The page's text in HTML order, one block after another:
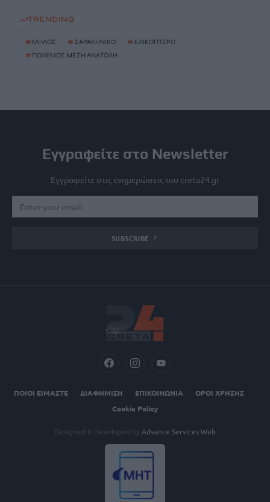
TRENDING
# ΜΗΛΟΣ # ΣΑΡΑΚΗΝΙΚΟ # ΕΛΙΚΟΠΤΕΡΟ
# ΠΟΛΕΜΟΣ ΜΕΣΗ ΑΝΑΤΟΛΗ
Εγγραφείτε στο Newsletter
Εγγραφείτε στις ενημερώσεις του creta24.gr
SUBSCRIBE
ΠΟΙΟΙ ΕΙΜΑΣΤΕ ΔΙΑΦΗΜΙΣΗ ΕΠΙΚΟΙΝΩΝΙΑ
ΟΡΟΙ ΧΡΗΣΗΣ
Cookie Policy
Designed & Developed by Advance Services Web